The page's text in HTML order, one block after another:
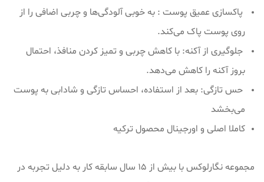
پاکسازی عمیق پوست : به خوبی آلودگی‌ها و چربی اضافی را از
روی پوست پاک می‌کند.
جلوگیری از آکنه: با کاهش چربی و تمیز کردن منافذ، احتمال
بروز آکنه را کاهش می‌دهد.
حس تازگی: بعد از استفاده، احساس تازگی و شادابی به پوست
می‌بخشد
کاملا اصلی و اورجینال محصول ترکیه
مجموعه نگارلوکس با بیش از ۱۵ سال سابقه کار به دلیل تجربه در